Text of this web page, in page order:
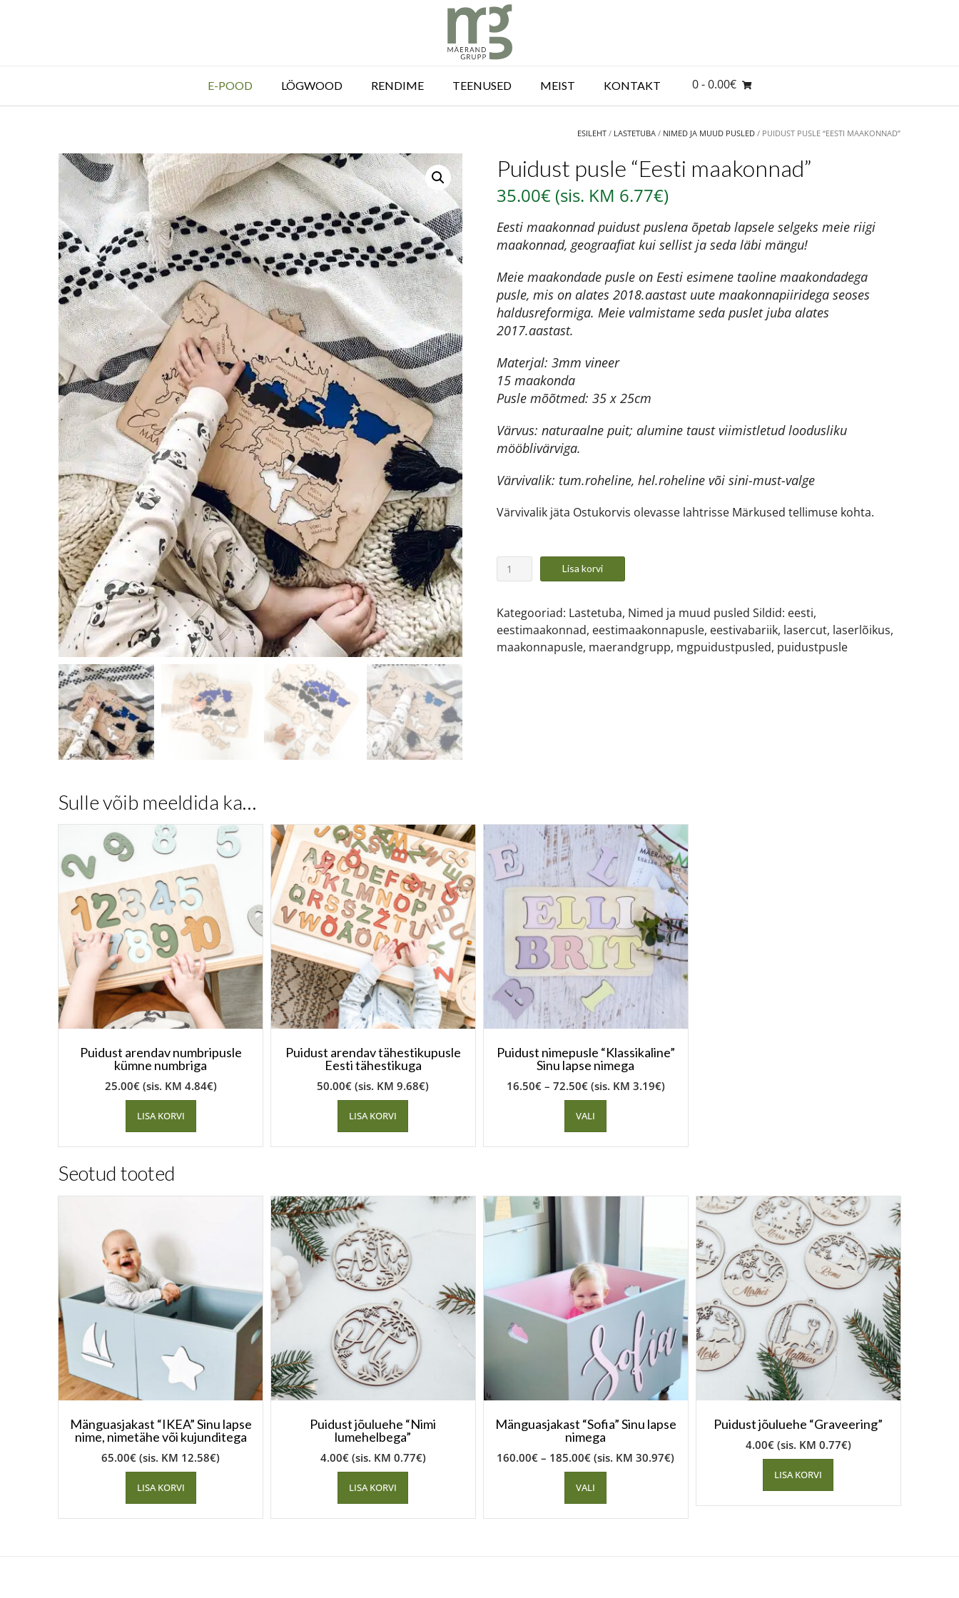
E-POOD LÖGWOOD RENDIME TEENUSED MEIST KONTAKT 0- 0.00€
ESILEHT / LASTETUBA / NIMED JA MUUD PUSLED / PUIDUST PUSLE “EESTI MAAKONNAD”
Puidust pusle “Eesti maakonnad”
35.00€ (sis. KM 6.77€)
Eesti maakonnad puidust puslena õpetab lapsele selgeks meie riigi
maakonnad, geograafiat kui sellist ja seda läbi mängu!
Meie maakondade pusle on Eesti esimene taoline maakondadega
pusle, mis on alates 2018.aastast uute maakonnapiiridega seoses
haldusreformiga. Meie valmistame seda puslet juba alates
2017.aastast.
Materjal: 3mm vineer
15 maakonda
Pusle mõõtmed: 35 x 25cm
Värvus: naturaalne puit; alumine taust viimistletud loodusliku
mööblivärviga.
Värvivalik: tum.roheline, hel.roheline või sini-must-valge
Värvivalik jäta Ostukorvis olevasse lahtrisse Märkused tellimuse kohta.
Lisa korvi
Kategooriad: Lastetuba, Nimed ja muud pusled Sildid: eesti,
eestimaakonnad, eestimaakonnapusle, eestivabariik, lasercut, laserlõikus,
maakonnapusle, maerandgrupp, mgpuidustpusled, puidustpusle
Sulle võib meeldida ka…
Puidust arendav numbripusle
kümne numbriga
25.00€ (sis. KM 4.84€)
LISA KORVI
Puidust arendav tähestikupusle
Eesti tähestikuga
50.00€ (sis. KM9.68€)
LISA KORVI
Puidust nimepusle “Klassikaline”
Sinu lapse nimega
16.50€ – 72.50€ (sis. KM 3.19€)
VALI
Seotud tooted
Mänguasjakast “IKEA” Sinu lapse
nime, nimetähe või kujunditega
65.00€ (sis. KM 12.58€)
LISA KORVI
Puidust jõuluehe “Nimi
lumehelbega”
4.00€ (sis. KM 0.77€)
LISA KORVI
Mänguasjakast “Sofia” Sinu lapse
nimega
160.00€ – 185.00€ (sis. KM30.97€)
VALI
Puidust jõuluehe “Graveering”
4.00€ (sis. KM 0.77€)
LISA KORVI